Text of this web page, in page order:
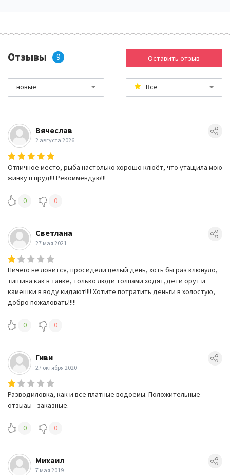
Отзывы 9 Оставить отзыв
новые Все
Вячеслав
2 августа 2026
Отличное место, рыба настолько хорошо клюёт, что утащила мою
жинку п пруд!!! Рекоммендую!!!
0 0
Светлана
27 мая 2021
Ничего не ловится, просидели целый день, хоть бы раз клюнуло,
тишина как в танке, только люди толпами ходят,дети орут и
камешки в воду кидают!!!! Хотите потратить деньги в холостую,
добро пожаловать!!!!!
0 0
Гиви
27 октября 2020
Разводиловка, как и все платные водоемы. Положительные
отзыаы - заказные.
0 0
Михаил
7 мая 2019